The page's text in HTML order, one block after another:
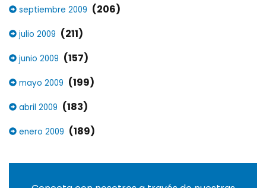
septiembre 2009 (206)
julio 2009 (211)
junio 2009 (157)
mayo 2009 (199)
abril 2009 (183)
enero 2009 (189)